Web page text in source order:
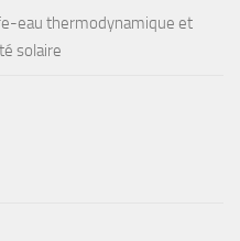
eau thermodynamique et
solaire